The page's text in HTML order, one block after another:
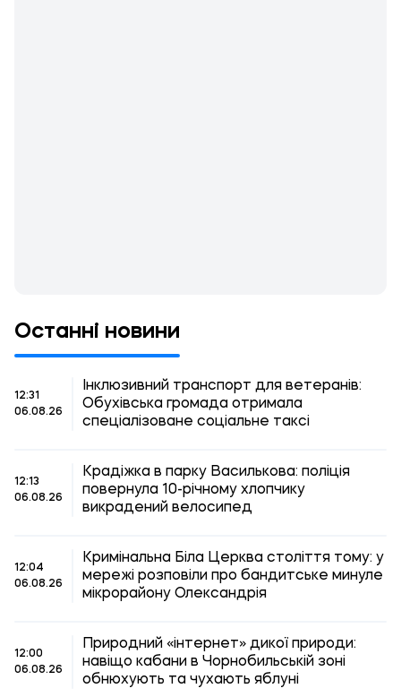
Останні новини
12:31
06.08.26
Інклюзивний транспорт для ветеранів:
Обухівська громада отримала
спеціалізоване соціальне таксі
12:13
06.08.26
Крадіжка в парку Василькова: поліція
повернула 10-річному хлопчику
викрадений велосипед
12:04
06.08.26
Кримінальна Біла Церква століття тому: у
мережі розповіли про бандитське минуле
мікрорайону Олександрія
12:00
06.08.26
Природний «інтернет» дикої природи:
навіщо кабани в Чорнобильській зоні
обнюхують та чухають яблуні